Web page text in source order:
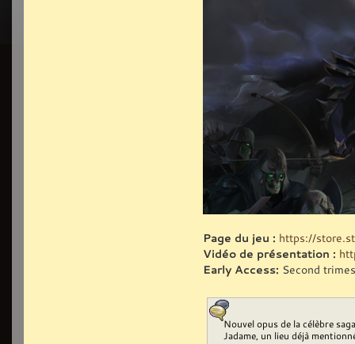
Page du jeu : https://
Vidéo de présentation :
Early Access: Second
Nouvel opus de la célèbre
Jadame, un lieu déjà